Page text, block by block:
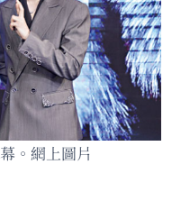
。網上圖片